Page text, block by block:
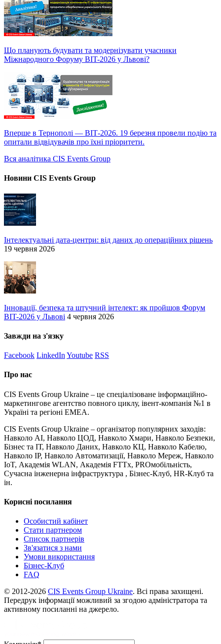
Що планують будувати та модернізувати учасники
Міжнародного Форуму BIT-2026 у Львові?
Вперше в Тернополі — ВІТ-2026. 19 березня провели подію та
опитали відвідувачів про їхні пріоритети.
Вся аналітика CIS Events Group
Новини CIS Events Group
Інтелектуальні дата-центри: від даних до операційних рішень
19 червня 2026
Інновації, безпека та штучний інтелект: як пройшов Форум
BIT-2026 у Львові 4 червня 2026
Завжди на з'язку
Facebook LinkedIn Youtube RSS
Про нас
CIS Events Group Ukraine – це спеціалізоване інформаційно-
маркетингове агентство повного циклу, івент-компанія №1 в
Україні та регіоні EMEA.
CIS Events Group Ukraine – організатор популярних заходів:
Навколо AI, Навколо ЦОД, Навколо Хмари, Навколо Безпеки,
Бізнес та ІТ, Навколо Даних, Навколо КЦ, Навколо Кабелю,
Навколо IP, Навколо Автоматизації, Навколо Мереж, Навколо
IoT, Академія WLAN, Академія FTTx, PROмобільність,
Сучасна інженерна інфраструктура , Бізнес-Клуб, HR-Клуб та
ін.
Корисні посилання
Особистий кабінет
Стати партнером
Список партнерів
Зв'язатися з нами
Умови використання
Бізнес-Клуб
FAQ
© 2012-2026 CIS Events Group Ukraine. Всі права захищені.
Передрук інформації можливий за згодою адміністратора та
активному посиланні на джерело.